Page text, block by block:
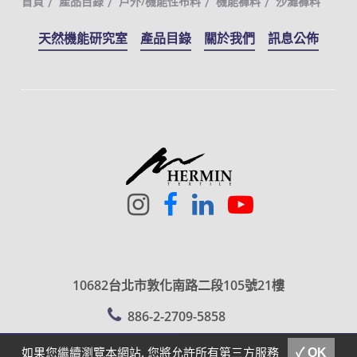
天然機能研究室 產品目錄 關於我們 訊息公佈
10682台北市敦化南路二段105號21樓
886-2-2709-5858
sales@hermin.com.tw
聯繫我們 E-MAIL
如果您繼續瀏覽本網站, 您將允許所有第三方服務 ✓ OK